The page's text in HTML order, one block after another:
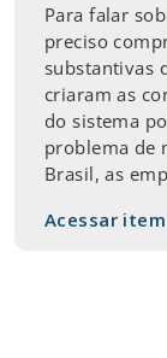
Para falar
preciso
substantivas
criaram as
do sistema
problema de
Brasil, as
Acessar item